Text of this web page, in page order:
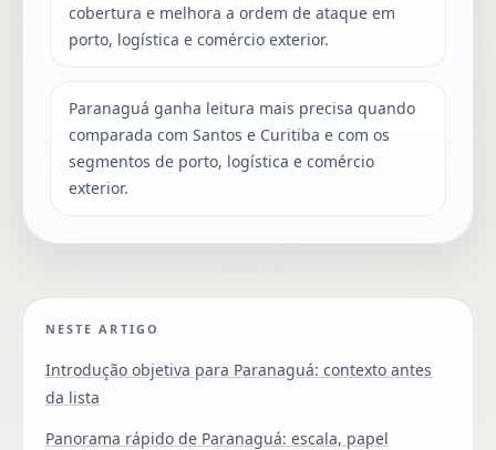
cobertura e melhora a ordem de ataque em
porto, logística e comércio exterior.
Paranaguá ganha leitura mais precisa quando
comparada com Santos e Curitiba e com os
segmentos de porto, logística e comércio
exterior.
NESTE ARTIGO
Introdução objetiva para Paranaguá: contexto antes
da lista
Panorama rápido de Paranaguá: escala, papel